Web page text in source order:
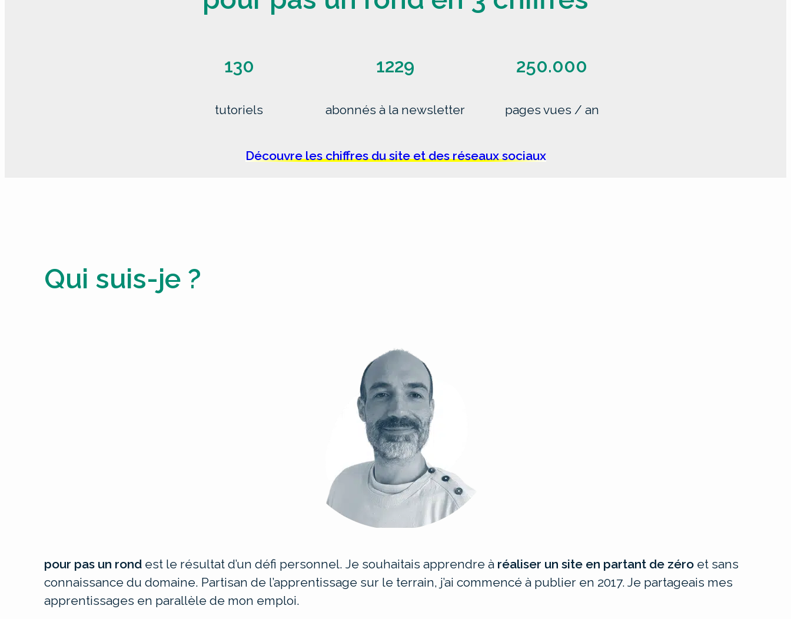
130
tutoriels
1229
abonnés à la newsletter
250.000
pages vues / an
Découvre les chiffres du site et des réseaux sociaux
Qui suis-je ?
pour pas un rond est le résultat d’un défi personnel. Je souhaitais apprendre à réaliser un site en partant de zéro et sans
connaissance du domaine. Partisan de l’apprentissage sur le terrain, j’ai commencé à publier en 2017. Je partageais mes
apprentissages en parallèle de mon emploi.